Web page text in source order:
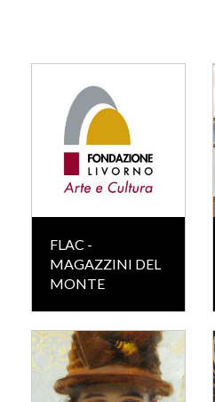
FLAC -
MAGAZZINI DEL
MONTE